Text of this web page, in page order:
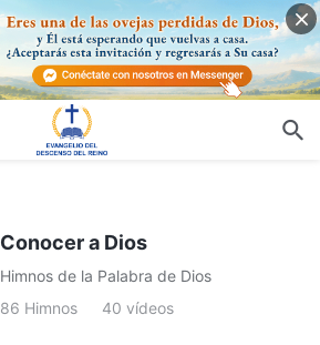
Conocer a Dios
Himnos de la Palabra de Dios
86 Himnos
40 vídeos